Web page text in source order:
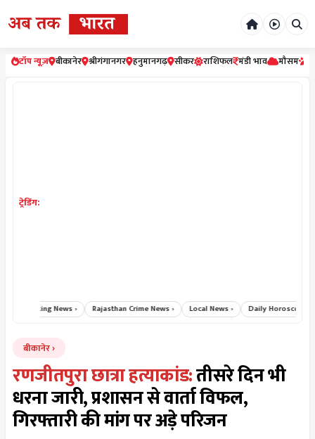
टॉप न्यूज़ बीकानेर श्रीगंगानगर हनुमानगढ़ सीकर राशिफल मंडी भाव मौसम
ट्रेडिंग:
Breaking News › Rajasthan Crime News › Local News › Daily Horoscope
बीकानेर
रणजीतपुरा छात्रा हत्याकांड:तीसरे दिन भी
धरना जारी, प्रशासन से वार्ता विफल,
गिरफ्तारी की मांग पर अड़े परिजन